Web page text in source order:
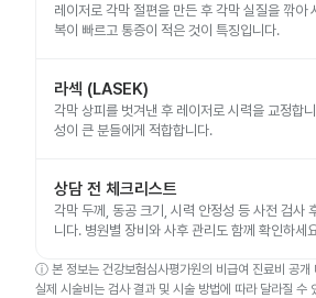
레이저로 각막 절편을 만든 후 각막 실질을 깎아
복이 빠르고 통증이 적은 것이 특징입니다.
라섹 (LASEK)
각막 상피를 벗겨낸 후 레이저로 시력을 교정합
성이 큰 분들에게 적합합니다.
상담 전 체크리스트
각막 두께, 동공 크기, 시력 안정성 등 사전 검사
니다. 병원별 장비와 사후 관리도 함께 확인하세
ⓘ 본 정보는 건강보험심사평가원의 비급여 진료비 공개
실제 시술비는 검사 결과 및 시술 방법에 따라 달라질 수